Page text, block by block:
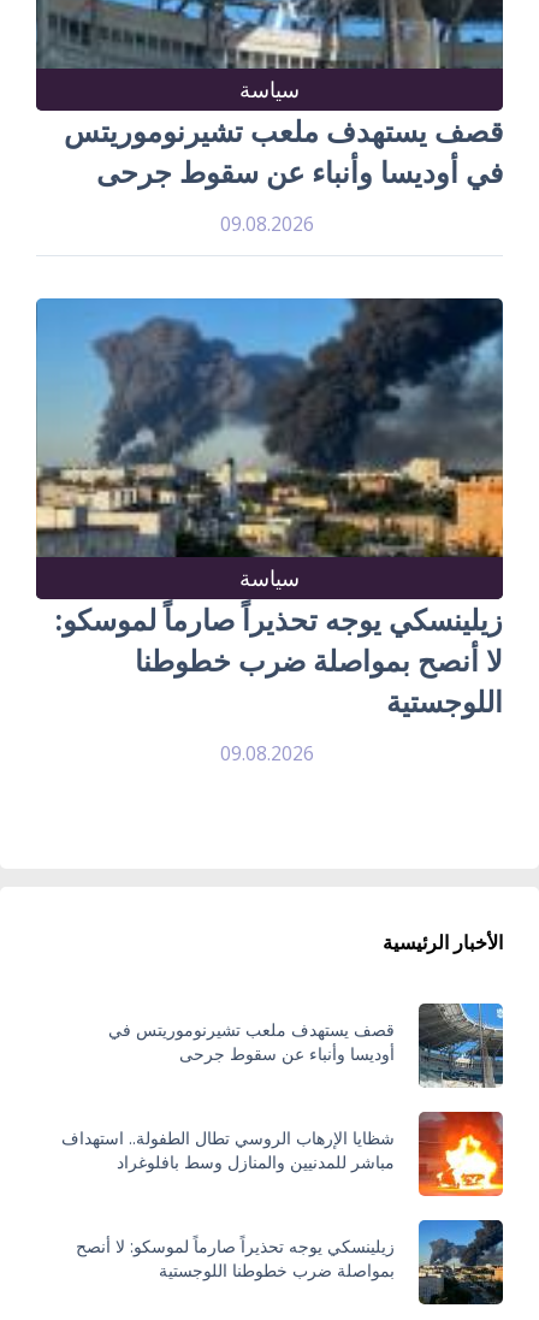
سياسة
قصف يستهدف ملعب تشيرنوموريتس
في أوديسا وأنباء عن سقوط جرحى
09.08.2026
سياسة
زيلينسكي يوجه تحذيراً صارماً لموسكو:
لا أنصح بمواصلة ضرب خطوطنا
اللوجستية
09.08.2026
الأخبار الرئيسية
قصف يستهدف ملعب تشيرنوموريتس في
أوديسا وأنباء عن سقوط جرحى
شظايا الإرهاب الروسي تطال الطفولة.. استهداف
مباشر للمدنيين والمنازل وسط بافلوغراد
زيلينسكي يوجه تحذيراً صارماً لموسكو: لا أنصح
بمواصلة ضرب خطوطنا اللوجستية